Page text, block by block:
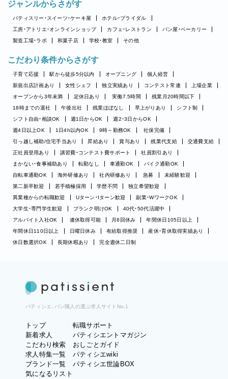
ジャンルからさがす
パティスリー・スイーツ・ケーキ屋
ホテル・ブライダル
工房・アトリエ・オンラインショップ
カフェ・レストラン
パン屋・ベーカリー
製造工場・ラボ
和菓子店 学校・教室 その他
こだわり条件からさがす
子育て応援 駅から徒歩5分以内 オープニング
個人経営
新規出店計画あり
女性シェフ 独立実績あり コンテスト常連
上場企業
オープンから3年未満
定休日あり 実働7.5時間
残業月20時間以下
18時までの退社
午後出社 残業ほぼなし 早上がりあり
シフト制
シフト自由・相談OK
週1日からOK
週2・3日からOK
週4日以上OK
1日4h以内OK 9時～勤務OK
社保完備
引っ越し補助/住宅手当あり
昇給あり 賞与あり 残業代支給
交通費支給
正社員登用あり
講習費・コンテスト費サポート
社員割引あり
まかない・食事補助あり
転勤なし 車通勤OK
バイク通勤OK
自転車通勤OK
海外研修あり 社内研修あり 急募
未経験歓迎
第二新卒歓迎
若手積極採用 学歴不問
独立希望歓迎
異業種からの転職歓迎
Uターン・Iターン歓迎
副業・WワークOK
大学生・専門学生歓迎
ブランク明けOK
40代・50代活躍中
アルバイト入社OK
連休取得可能 月8回休み
年間休日105日以上
年間休日110日以上
日曜日休み 有給取得推奨
産休・育休取得実績あり
休日数選択OK
長期休暇あり 完全週休二日制
パティシエ、パン職人の選ぶ求人サイトNo.1
トップ
新着求人
こだわり検索
求人特集一覧
ブランド一覧
気になるリスト
転職サポート
パティシエントマガジン
おしごとガイド
パティシエwiki
パティシエ世論BOX